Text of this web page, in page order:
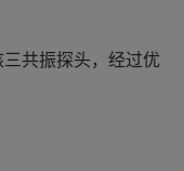
共振探头，经过优